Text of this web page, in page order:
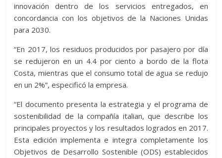
innovación dentro de los servicios entregados, en
concordancia con los objetivos de la Naciones Unidas
para 2030.
“En 2017, los residuos producidos por pasajero por día
se redujeron en un 4.4 por ciento a bordo de la flota
Costa, mientras que el consumo total de agua se redujo
en un 2%”, especificó la empresa.
“El documento presenta la estrategia y el programa de
sostenibilidad de la compañía italian, que describe los
principales proyectos y los resultados logrados en 2017.
Esta edición implementa e integra completamente los
Objetivos de Desarrollo Sostenible (ODS) establecidos